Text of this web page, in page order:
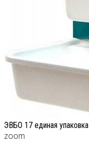
ЭВБО 17 единая упаковка
zoom